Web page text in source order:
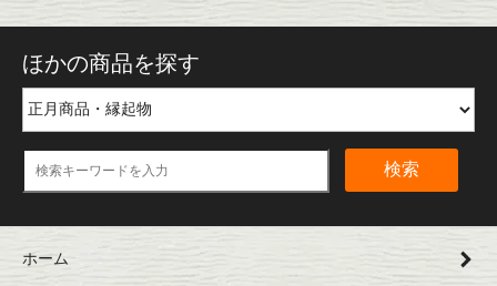
ほかの商品を探す
検索
ホーム